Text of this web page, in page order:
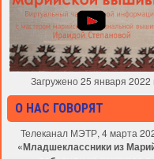
Загружено 25 января 2022
О НАС ГОВОРЯТ
Телеканал МЭТР, 4 марта
«Младшеклассники из